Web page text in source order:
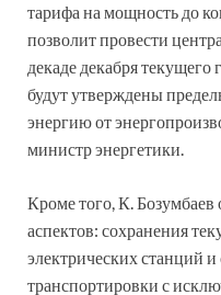
тарифа на мощность до
позволит провести
декаде декабря текущего
будут утверждены
энергию от
министр энергетики.
Кроме того, К. Бозумбаев
аспектов: сохранения
электрических станций
транспортировки с